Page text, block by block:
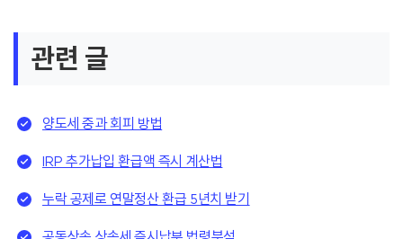
관련 글
양도세 중과 회피 방법
IRP 추가납입 환급액 즉시 계산법
누락 공제로 연말정산 환급 5년치 받기